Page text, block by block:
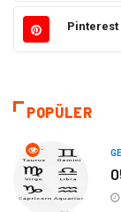
Ülkemizden
Akıllı Telefon
Soru-Cevap
Ekonomi
Pinterest
POPÜLER